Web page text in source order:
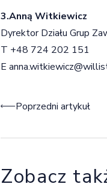
3.Anną Witkiewicz
Dyrektor Działu Grup
T +48 724 202 151
E
Nawigacja wpisu
Poprzedni artykuł
Zobacz